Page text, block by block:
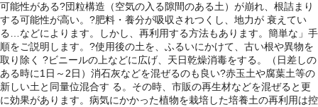
可能性がある?団粒構造（空気の入る隙間のある土）が崩れ、根詰まり
する可能性が高い。?肥料・養分が吸収されつくし、地力が 衰えてい
る…などによります。しかし、再利用する方法もあります。簡単な」手
順をご説明します。?使用後の土を、ふるいにかけて、古い根や異物を
取り除く ?ビニールの上などに広げ、天日乾燥消毒をする。（日差しの
ある時に1日～2日）消石灰などを混ぜるのも良い?赤玉土や腐葉土等の
新しい土と同量位混合す る。その時、市販の再生材などを混ぜると更
に効果があります。病気にかかった植物を栽培した培養土の再利用は控